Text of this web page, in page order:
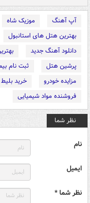
آپ آهنگ موزیک شاه
بهترین هتل های استانبول
دانلود آهنگ جدید
پرشین هتل
ثبت نام
مزایده خودرو
خرید
فروشنده مواد شیمیایی
نظر شما
نام
ایمیل
نظر شما *